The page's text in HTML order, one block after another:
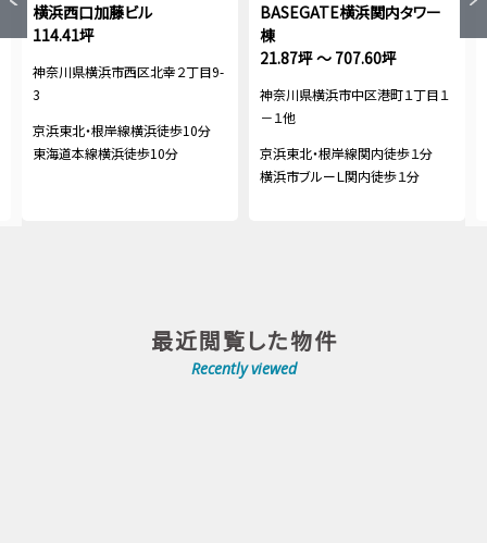
横浜西口加藤ビル
114.41坪
神奈川県横浜市西区北幸２丁目9-
3
京浜東北・根岸線横浜徒歩10分
東海道本線横浜徒歩10分
BASEGATE横浜関内タワー
棟
21.87坪 ～ 707.60坪
神奈川県横浜市中区港町１丁目１
－１他
京浜東北・根岸線関内徒歩１分
横浜市ブルーＬ関内徒歩１分
最近閲覧した物件
Recently viewed